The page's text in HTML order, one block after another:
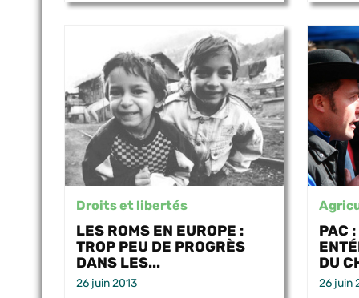
Droits et libertés
LES ROMS EN EUROPE :
TROP PEU DE PROGRÈS
DANS LES...
26 juin 2013
PAC
DU
26 juin